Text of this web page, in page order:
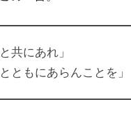
共にあれ」
ともにあらんことを」